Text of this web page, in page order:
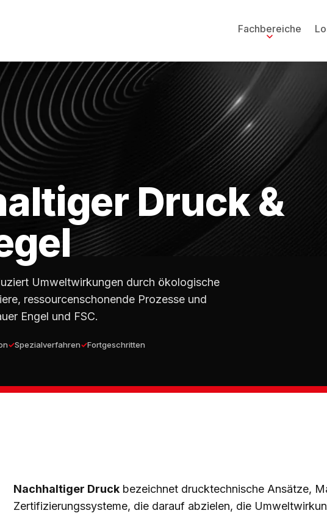
Fachbereiche
Druck &
Umweltwirkungen durch ökologische
ressourcenschonende Prozesse und
Engel und FSC.
Spezialverfahren Fortgeschritten
Nachhaltiger Druck bezeichnet drucktechnische Ansätze,
Zertifizierungssysteme, die darauf abzielen, die